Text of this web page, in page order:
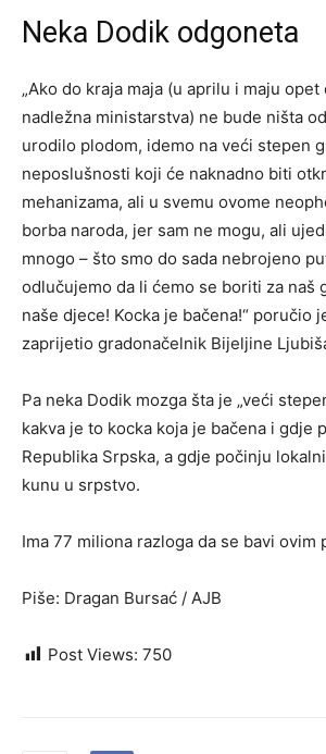
Neka Dodik odgoneta
„Ako do kraja maja (u aprilu i maju
nadležna ministarstva) ne bude ništa
urodilo plodom, idemo na veći stepen
neposlušnosti koji će naknadno biti
mehanizama, ali u svemu ovome
borba naroda, jer sam ne mogu, ali
mnogo – što smo do sada nebrojeno
odlučujemo da li ćemo se boriti za naš
naše djece! Kocka je bačena!“ poručio
zaprijetio gradonačelnik Bijeljine
Pa neka Dodik mozga šta je „veći
kakva je to kocka koja je bačena i gdje
Republika Srpska, a gdje počinju
kunu u srpstvo.
Ima 77 miliona razloga da se bavi ovim
Piše: Dragan Bursać / AJB
Post Views: 750